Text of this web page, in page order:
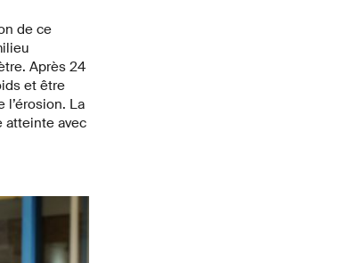
de ce
Après 24
et être
La
atteinte avec